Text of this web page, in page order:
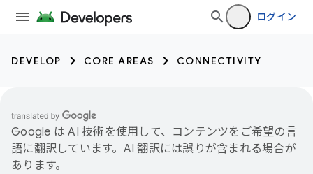
ログイン
DEVELOP CORE AREAS CONNECTIVITY
Google は AI 技術を使用して、コンテンツをご希望の言
語に翻訳しています。AI 翻訳には誤りが含まれる場合が
あります。